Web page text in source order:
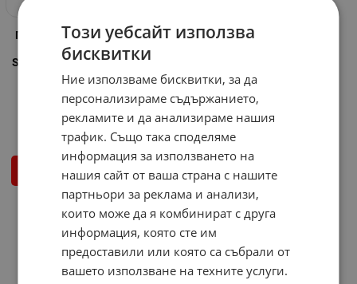
Пълноценна храна за котки
в грейви сос SHEBA Select
Slice ПТИЧИ ЯСТИЯ - 4 броя ×
85 грама
Арт.№: 3011133
2.99 € / 5.85 лв.
На страница по:
Този уебсайт използва
бисквитки
Ние използваме бисквитки, за да
персонализираме съдържанието,
рекламите и да анализираме нашия
трафик. Също така споделяме
информация за използването на
нашия сайт от ваша страна с нашите
партньори за реклама и анализи,
които може да я комбинират с друга
информация, която сте им
предоставили или която са събрали от
вашето използване на техните услуги.